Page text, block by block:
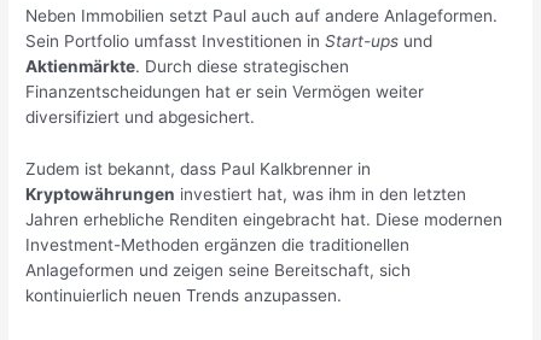
Neben Immobilien setzt Paul auch auf andere Anlageformen.
Sein Portfolio umfasst Investitionen inStart-ups und
Aktienmärkte. Durch diese strategischen
Finanzentscheidungen hat er sein Vermögen weiter
diversifiziert und abgesichert.
Zudem ist bekannt, dass Paul Kalkbrenner in
Kryptowährungen investiert hat, was ihm in den letzten
Jahren erhebliche Renditen eingebracht hat. Diese modernen
Investment-Methoden ergänzen die traditionellen
Anlageformen und zeigen seine Bereitschaft, sich
kontinuierlich neuen Trends anzupassen.